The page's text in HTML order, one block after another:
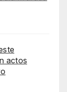
actos